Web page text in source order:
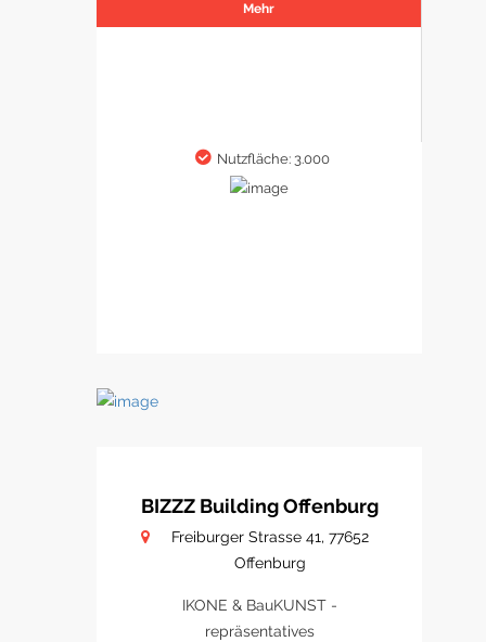
Mehr
Nutzfläche: 3.000
BIZZZ Building Offenburg
Freiburger Strasse 41, 77652
Offenburg
IKONE & BauKUNST -
repräsentatives